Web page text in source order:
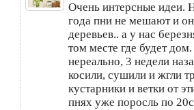
Очень интерсные идеи.
года пни не мешают и
деревьев.. а у нас
том месте где будет
нереально, 3 недели
косили, сушили и жгли
кустарники и ветки от
пнях уже поросль по